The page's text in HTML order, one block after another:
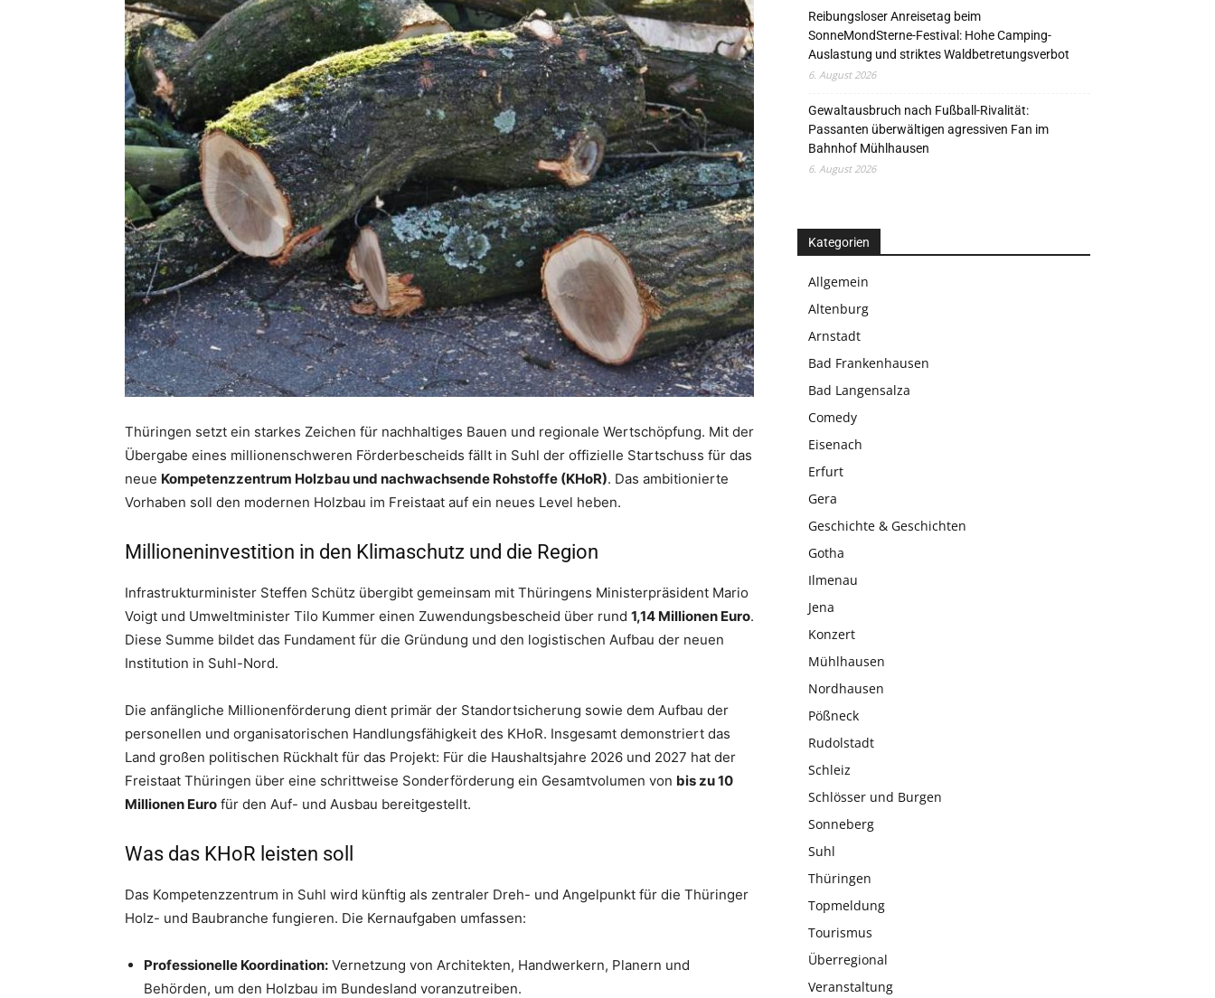
Thüringen setzt ein starkes Zeichen für nachhaltiges Bauen und regionale Wertschöpfung. Mit der
Übergabe eines millionenschweren Förderbescheids fällt in Suhl der offizielle Startschuss für das
neue Kompetenzzentrum Holzbau und nachwachsende Rohstoffe (KHoR). Das ambitionierte
Vorhaben soll den modernen Holzbau im Freistaat auf ein neues Level heben.
Millioneninvestition in den Klimaschutz und die Region
Infrastrukturminister Steffen Schütz übergibt gemeinsam mit Thüringens Ministerpräsident Mario
Voigt und Umweltminister Tilo Kummer einen Zuwendungsbescheid über rund 1,14 Millionen Euro.
Diese Summe bildet das Fundament für die Gründung und den logistischen Aufbau der neuen
Institution in Suhl-Nord.
Die anfängliche Millionenförderung dient primär der Standortsicherung sowie dem Aufbau der
personellen und organisatorischen Handlungsfähigkeit des KHoR. Insgesamt demonstriert das
Land großen politischen Rückhalt für das Projekt: Für die Haushaltsjahre 2026 und 2027 hat der
Freistaat Thüringen über eine schrittweise Sonderförderung ein Gesamtvolumen von bis zu 10
Millionen Euro für den Auf- und Ausbau bereitgestellt.
Was das KHoR leisten soll
Das Kompetenzzentrum in Suhl wird künftig als zentraler Dreh- und Angelpunkt für die Thüringer
Holz- und Baubranche fungieren. Die Kernaufgaben umfassen:
Professionelle Koordination: Vernetzung von Architekten, Handwerkern, Planern und
Behörden, um den Holzbau im Bundesland voranzutreiben.
Reibungsloser Anreisetag beim
SonneMondSterne-Festival: Hohe Camping-
Auslastung und striktes Waldbetretungsverbot
6. August 2026
Gewaltausbruch nach Fußball-Rivalität:
Passanten überwältigen agressiven Fan im
Bahnhof Mühlhausen
6. August 2026
Kategorien
Allgemein
Altenburg
Arnstadt
Bad Frankenhausen
Bad Langensalza
Comedy
Eisenach
Erfurt
Gera
Geschichte & Geschichten
Gotha
Ilmenau
Jena
Konzert
Mühlhausen
Nordhausen
Pößneck
Rudolstadt
Schleiz
Schlösser und Burgen
Sonneberg
Suhl
Thüringen
Topmeldung
Tourismus
Überregional
Veranstaltung